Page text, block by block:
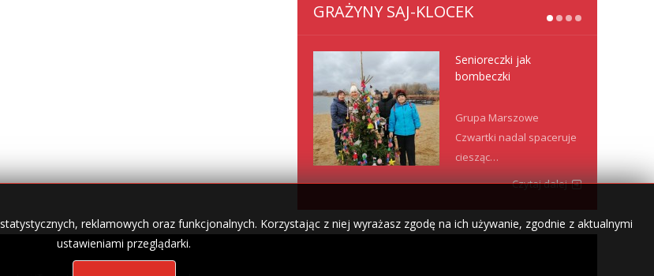
GRAŻYNY SAJ-KLOCEK
Senioreczki jak
bombeczki
Grupa Marszowe
Czwartki nadal spaceruje
ciesząc…
Czytaj dalej
reklamowych oraz funkcjonalnych. Korzystając z niej wyrażasz zgodę na ich używanie, zgodnie z aktualnymi
ustawieniami przeglądarki.